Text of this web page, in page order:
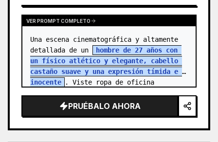
VER PROMPT COMPLETO
Una escena cinematográfica y altamente
detallada de un
hombre de 27 años con
un físico atlético y elegante, cabello
castaño suave y una expresión tímida e
inocente
. Viste ropa de oficina
PRUÉBALO AHORA